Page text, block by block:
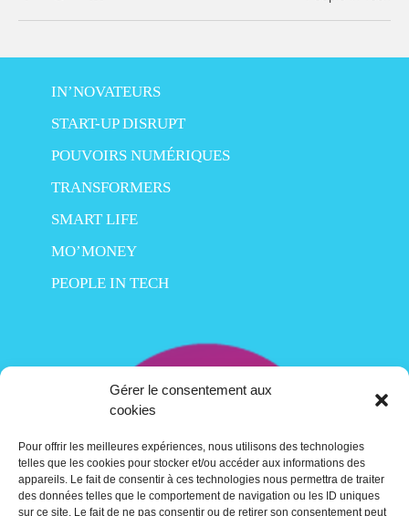
Gérer le consentement aux
cookies
Pour offrir les meilleures expériences, nous utilisons des technologies
telles que les cookies pour stocker et/ou accéder aux informations des
appareils. Le fait de consentir à ces technologies nous permettra de traiter
des données telles que le comportement de navigation ou les ID uniques
sur ce site. Le fait de ne pas consentir ou de retirer son consentement peut
IN’NOVATEURS
START-UP DISRUPT
POUVOIRS NUMÉRIQUES
TRANSFORMERS
SMART LIFE
MO’MONEY
PEOPLE IN TECH